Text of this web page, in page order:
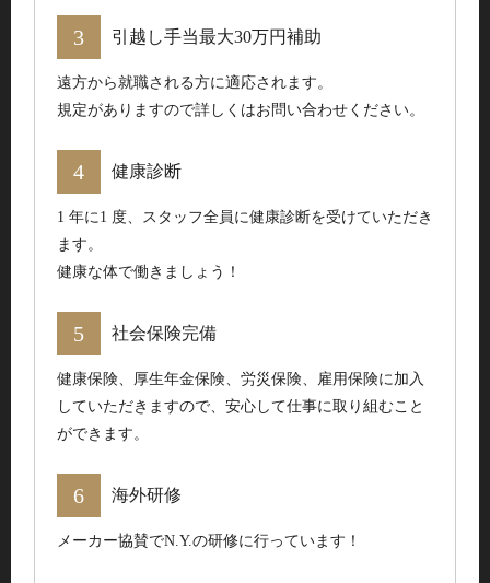
引越し手当最大30万円補助
遠方から就職される方に適応されます。
規定がありますので詳しくはお問い合わせください。
健康診断
1 年に1 度、スタッフ全員に健康診断を受けていただき
ます。
健康な体で働きましょう！
社会保険完備
健康保険、厚生年金保険、労災保険、雇用保険に加入
していただきますので、安心して仕事に取り組むこと
ができます。
海外研修
メーカー協賛でN.Y.の研修に行っています！